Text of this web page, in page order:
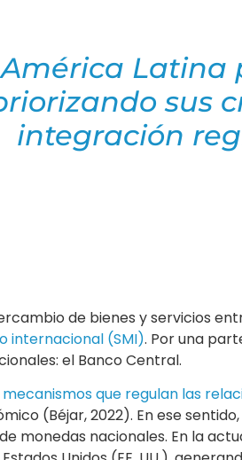
sus
integración
de bienes y servicios
internacional (SMI). Por una
el Banco Central.
que regulan las
(Béjar, 2022). En ese
monedas nacionales. En la